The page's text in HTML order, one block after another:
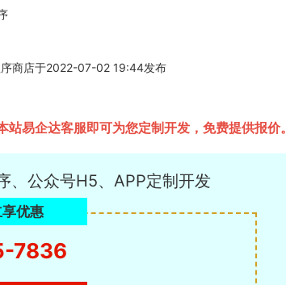
商店于2022-07-02 19:44发布
易企达客服即可为您定制开发，免费提供报价。
、公众号H5、APP定制开发
优惠
7836